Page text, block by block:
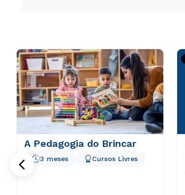
A Pedagogia do Brincar
3 meses Cursos Livres